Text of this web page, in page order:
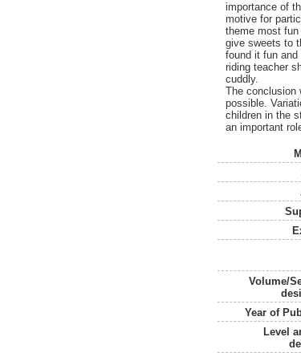
importance of
motive for
theme most
give sweets to
found it fun
riding teacher
cuddly.
The conclusion
possible.
children in the
an important
Volume/
Year of
Level